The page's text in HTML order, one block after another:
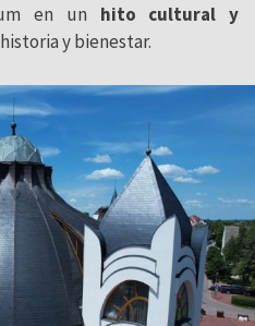
en un hito cultural y
y bienestar.